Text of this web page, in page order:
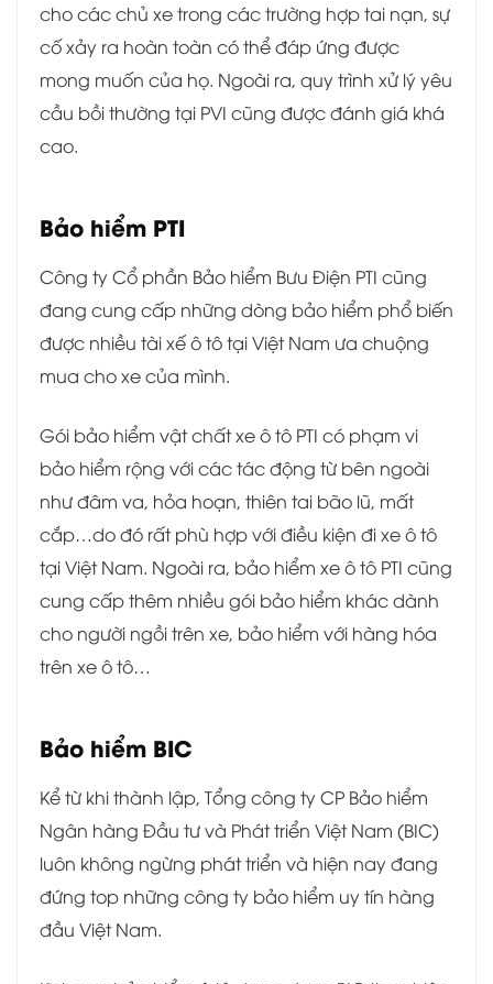
cho các chủ xe trong các trường hợp tai nạn, sự
cố xảy ra hoàn toàn có thể đáp ứng được
mong muốn của họ. Ngoài ra, quy trình xử lý yêu
cầu bồi thường tại PVI cũng được đánh giá khá
cao.
Bảo hiểm PTI
Công ty Cổ phần Bảo hiểm Bưu Điện PTI cũng
đang cung cấp những dòng bảo hiểm phổ biến
được nhiều tài xế ô tô tại Việt Nam ưa chuộng
mua cho xe của mình.
Gói bảo hiểm vật chất xe ô tô PTI có phạm vi
bảo hiểm rộng với các tác động từ bên ngoài
như đâm va, hỏa hoạn, thiên tai bão lũ, mất
cắp…do đó rất phù hợp với điều kiện đi xe ô tô
tại Việt Nam. Ngoài ra, bảo hiểm xe ô tô PTI cũng
cung cấp thêm nhiều gói bảo hiểm khác dành
cho người ngồi trên xe, bảo hiểm với hàng hóa
trên xe ô tô…
Bảo hiểm BIC
Kể từ khi thành lập, Tổng công ty CP Bảo hiểm
Ngân hàng Đầu tư và Phát triển Việt Nam (BIC)
luôn không ngừng phát triển và hiện nay đang
đứng top những công ty bảo hiểm uy tín hàng
đầu Việt Nam.